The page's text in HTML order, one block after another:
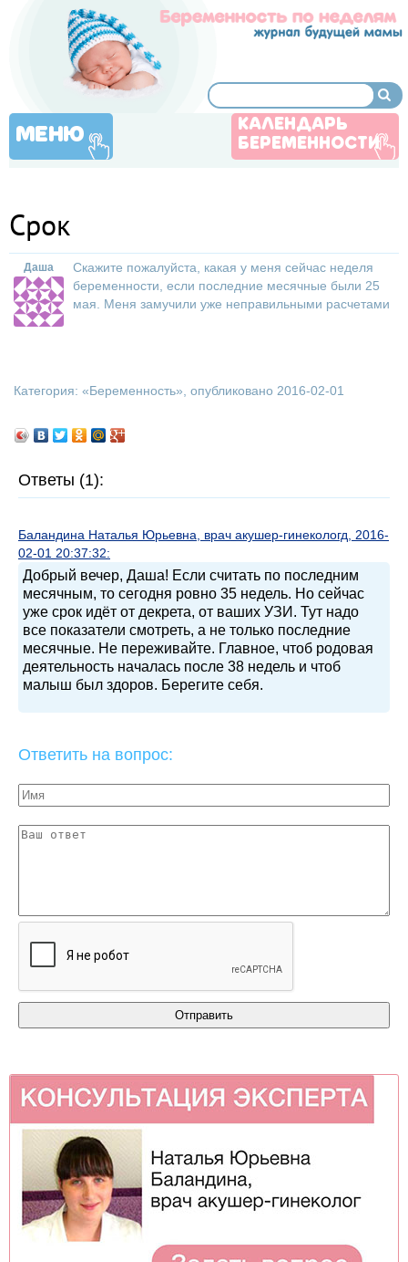
МЕНЮ
КАЛЕНДАРЬ
БЕРЕМЕННОСТИ
Срок
Даша
Скажите пожалуйста, какая у меня сейчас неделя
беременности, если последние месячные были 25
мая. Меня замучили уже неправильными расчетами
Категория: «Беременность», опубликовано 2016-02-01
Ответы (1):
Баландина Наталья Юрьевна, врач акушер-гинекологд, 2016-
02-01 20:37:32:
Добрый вечер, Даша! Если считать по последним
месячным, то сегодня ровно 35 недель. Но сейчас
уже срок идёт от декрета, от ваших УЗИ. Тут надо
все показатели смотреть, а не только последние
месячные. Не переживайте. Главное, чтоб родовая
деятельность началась после 38 недель и чтоб
малыш был здоров. Берегите себя.
Ответить на вопрос: